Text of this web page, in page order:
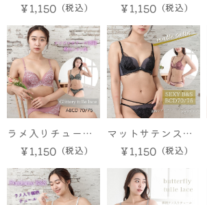
×ハーフ ブラ＆シ
ョーツ
￥1,150
ース×ハーフ ブラ
＆ショーツ
￥1,150
ラメ入りチュール
レース ブラ＆ショ
ーツ
￥1,150
マットサテンスト
レッチレース ブラ
＆ショーツ
￥1,150